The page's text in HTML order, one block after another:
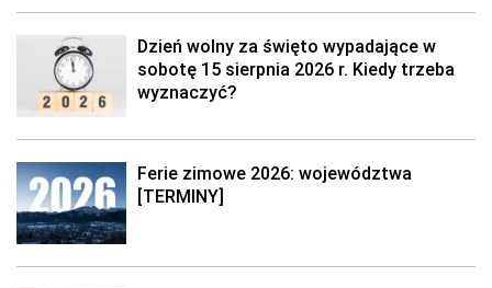
Dzień wolny za święto wypadające w
sobotę 15 sierpnia 2026 r. Kiedy trzeba
wyznaczyć?
Ferie zimowe 2026: województwa
[TERMINY]